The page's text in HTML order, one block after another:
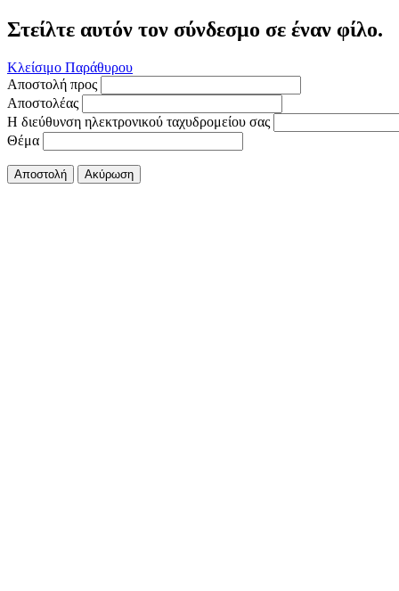
Στείλτε αυτόν τον σύνδεσμο σε έναν φίλο.
Κλείσιμο Παράθυρου
Αποστολή προς
Αποστολέας
Η διεύθυνση ηλεκτρονικού ταχυδρομείου σας
Θέμα
Αποστολή Ακύρωση